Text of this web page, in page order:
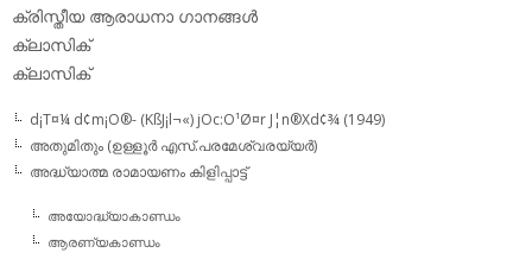
ക്രിസ്തീയ ആരാധനാ ഗാനങ്ങള്‍
ക്ലാസിക്‌
ക്ലാസിക്
d¡T¤¼ d¢m¡O®- (KßJ¡l¬«) jOc:O¹Ø¤r J¦n®Xd¢¾ (1949)
അതുമിതും (ഉള്ളൂര്‍ എസ്.പരമേശ്വരയ്യര്‍)
അദ്ധ്യാത്മ രാമായണം കിളിപ്പാട്ട്‌
അയോദ്ധ്യാകാണ്ഡം
ആരണ്യകാണ്ഡം